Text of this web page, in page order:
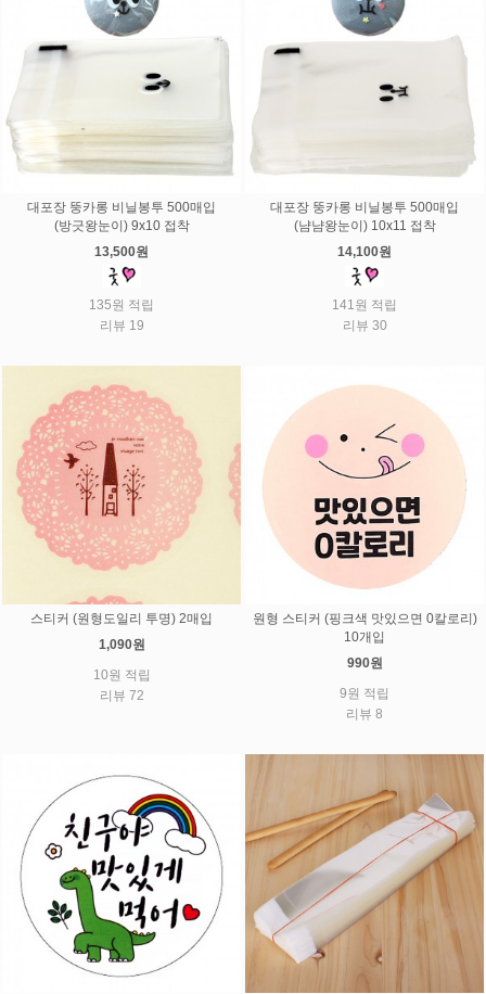
대포장 뚱카롱 비닐봉투 500매입
(방긋왕눈이) 9x10 접착
13,500원
135원 적립
리뷰 19
대포장 뚱카롱 비닐봉투 500매입
(냠냠왕눈이) 10x11 접착
14,100원
141원 적립
리뷰 30
스티커 (원형도일리 투명) 2매입
1,090원
10원 적립
리뷰 72
원형 스티커 (핑크색 맛있으면 0칼로리)
10개입
990원
9원 적립
리뷰 8